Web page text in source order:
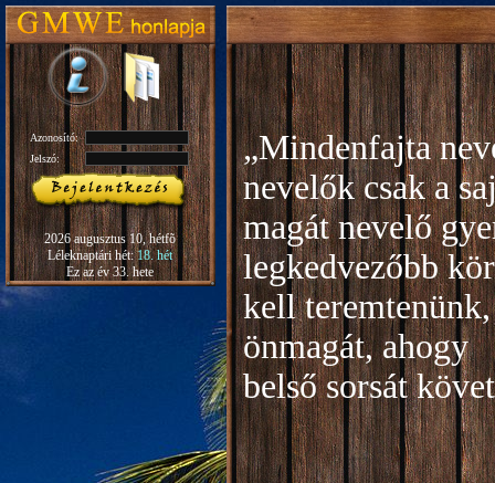
Azonosító:
Jelszó:
2026 augusztus 10, hétfõ
Léleknaptári hét:18. hét
Ez az év 33. hete
„Mindenfajta
nevelők csak a
magát nevelő
legkedvezőbb
kell
önmagát, ahogy
belső sorsát